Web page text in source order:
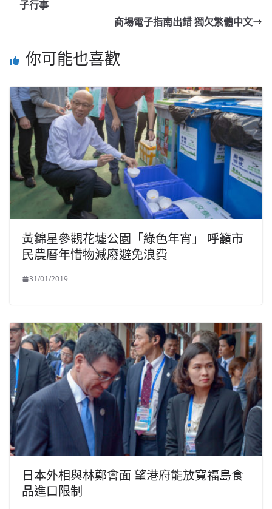
子行事
商場電子指南出錯 獨欠繁體中文
你可能也喜歡
黃錦星參觀花墟公園「綠色年宵」 呼籲市
民農曆年惜物減廢避免浪費
31/01/2019
日本外相與林鄭會面 望港府能放寬福島食
品進口限制